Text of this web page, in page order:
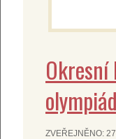
ZVEŘEJNĚNO: